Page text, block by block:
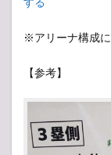
※アリーナ構成に
【参考】